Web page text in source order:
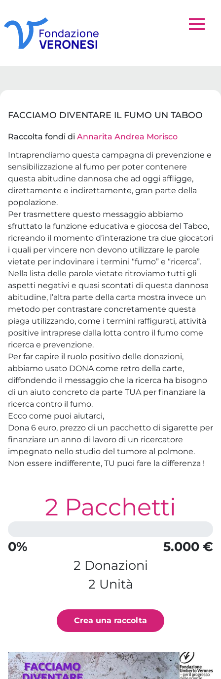
FACCIAMO DIVENTARE IL FUMO UN TABOO
Raccolta fondi di Annarita Andrea Morisco
Intraprendiamo questa campagna di prevenzione e
sensibilizzazione al fumo per poter contenere
questa abitudine dannosa che ad oggi affligge,
direttamente e indirettamente, gran parte della
popolazione.
Per trasmettere questo messaggio abbiamo
sfruttato la funzione educativa e giocosa del Taboo,
ricreando il momento d’interazione tra due giocatori
i quali per vincere non devono utilizzare le parole
vietate per indovinare i termini “fumo” e “ricerca”.
Nella lista delle parole vietate ritroviamo tutti gli
aspetti negativi e quasi scontati di questa dannosa
abitudine, l’altra parte della carta mostra invece un
metodo per contrastare concretamente questa
piaga utilizzando, come i termini raffigurati, attività
positive intraprese dalla lotta contro il fumo come
ricerca e prevenzione.
Per far capire il ruolo positivo delle donazioni,
abbiamo usato DONA come retro della carte,
diffondendo il messaggio che la ricerca ha bisogno
di un aiuto concreto da parte TUA per finanziare la
ricerca contro il fumo.
Ecco come puoi aiutarci,
Dona 6 euro, prezzo di un pacchetto di sigarette per
finanziare un anno di lavoro di un ricercatore
impegnato nello studio del tumore al polmone.
Non essere indifferente, TU puoi fare la differenza !
2 Pacchetti
0%
5.000 €
2 Donazioni
2 Unità
Crea una raccolta